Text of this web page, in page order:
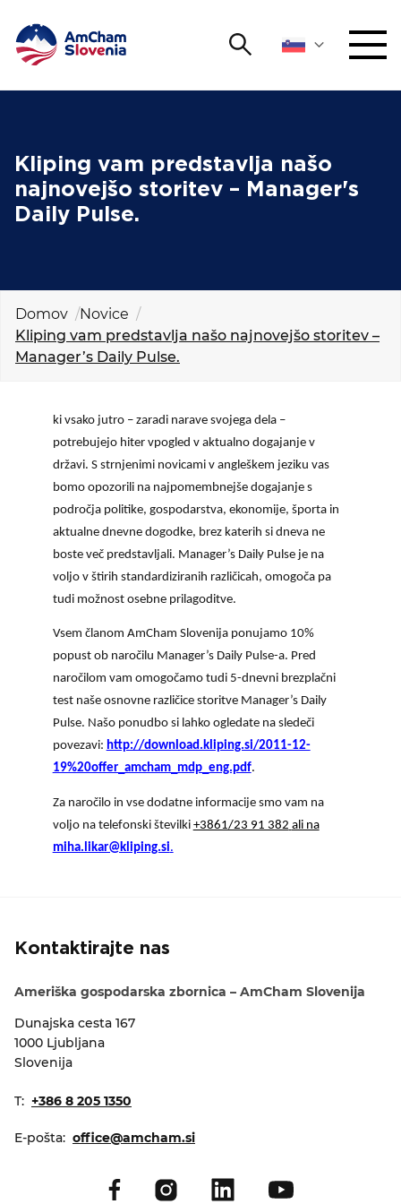
Išči
ZAGOVORNIŠTVO
AmCham YOUNG
ČLANSTVO
O NAS
KOLEDAR DOGODKOV
NOVICE
KONTAKT
GALERIJA
Želimo postati član
Kliping vam predstavlja našo
najnovejšo storitev – Manager's
Daily Pulse.
Domov
Novice
Kliping vam predstavlja našo najnovejšo storitev –
Manager’s Daily Pulse.
ki vsako jutro – zaradi narave svojega dela –
potrebujejo hiter vpogled v aktualno dogajanje v
državi. S strnjenimi novicami v angleškem jeziku vas
bomo opozorili na najpomembnejše dogajanje s
področja politike, gospodarstva, ekonomije, športa in
aktualne dnevne dogodke, brez katerih si dneva ne
boste več predstavljali. Manager’s Daily Pulse je na
voljo v štirih standardiziranih različicah, omogoča pa
tudi možnost osebne prilagoditve.
Vsem članom AmCham Slovenija ponujamo 10%
popust ob naročilu Manager’s Daily Pulse-a. Pred
naročilom vam omogočamo tudi 5-dnevni brezplačni
test naše osnovne različice storitve Manager’s Daily
Pulse. Našo ponudbo si lahko ogledate na sledeči
povezavi: http://download.kliping.si/2011-12-
19%20offer_amcham_mdp_eng.pdf.
Za naročilo in vse dodatne informacije smo vam na
voljo na telefonski številki +3861/23 91 382 ali na
miha.likar@kliping.si.
Kontaktirajte nas
Ameriška gospodarska zbornica – AmCham Slovenija
Dunajska cesta 167
1000 Ljubljana
Slovenija
T: +386 8 205 1350
E-pošta: office@amcham.si